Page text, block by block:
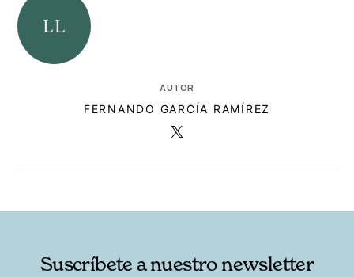
AUTOR
FERNANDO GARCÍA RAMÍREZ
Suscríbete a nuestro newsletter